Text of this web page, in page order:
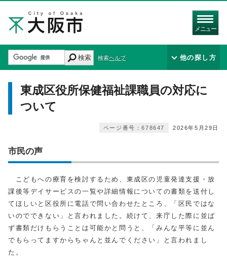
メニュー
検索 検索ヘルプ 他の探し方
東成区役所保健福祉課職員の対応に
ついて
2026年5月29日
ページ番号：678647
市民の声
こどもへの療育を検討するため、東成区の児童発達支援・放
課後等デイサービスの一覧や詳細情報についての書類を送付し
てほしいと区役所に電話で問い合わせたところ、「区民ではな
いのでできない」と言われました。続けて、来庁した際に並ば
ず書類だけもらうことは可能かと問うと、「みんな平等に並ん
でもらってますからちゃんと並んでください」と言われまし
た。